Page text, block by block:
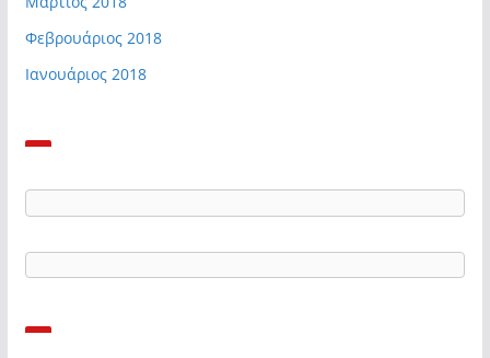
Φεβρουάριος 2018
Ιανουάριος 2018